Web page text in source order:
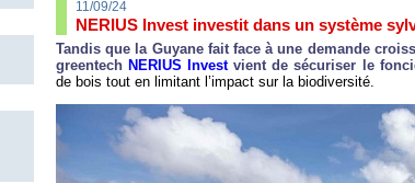
11/09/24
NERIUS Invest investit dans un système
Tandis que la Guyane fait face à une demande
greentech NERIUS Investvient de sécuriser le
de bois tout en limitant l’impact sur la biodiversité.